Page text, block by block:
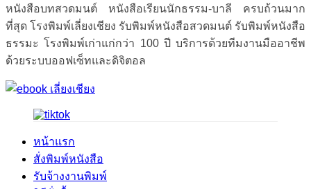
หนังสือบทสวดมนต์ หนังสือเรียนนักธรรม-บาลี ครบถ้วนมาก
ที่สุด โรงพิมพ์เลี่ยงเชียง รับพิมพ์หนังสือสวดมนต์ รับพิมพ์หนังสือ
ธรรมะ โรงพิมพ์เก่าแก่กว่า 100 ปี บริการด้วยทีมงานมืออาชีพ
ด้วยระบบออฟเซ็ทและดิจิตอล
หน้าแรก
สั่งพิมพ์หนังสือ
รับจ้างงานพิมพ์